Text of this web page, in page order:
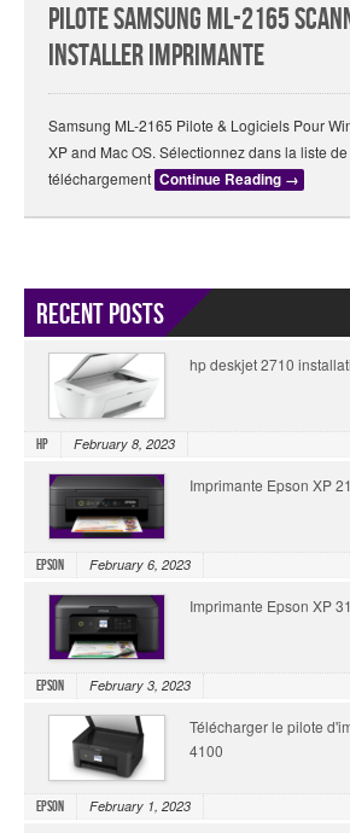
Pilote Samsung ML-2165
Installer Imprimante
Samsung ML-2165 Pilote & Logiciels Pour
XP and Mac OS. Sélectionnez dans la liste
téléchargement Continue Reading →
Recent Posts
hp deskjet 2710
HP February 8, 2023
Imprimante Epson XP
Epson February 6, 2023
Imprimante Epson XP
Epson February 3, 2023
Télécharger le pilote
4100
Epson February 1, 2023